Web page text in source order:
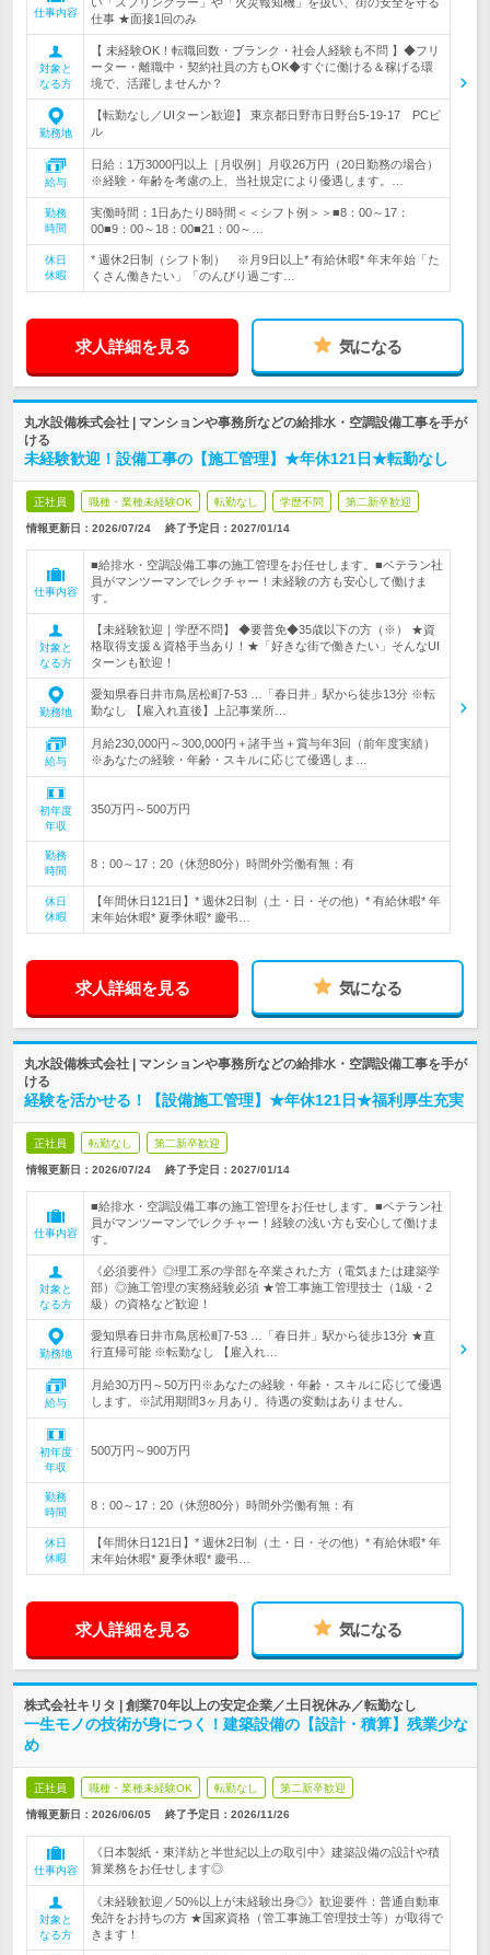
仕事内容
仕事 ★面接1回のみ
対象と
なる方
【 未経験OK！転職回数・ブランク・社会人経験も不問 】◆フリ
ーター・離職中・契約社員の方もOK◆すぐに働ける＆稼げる環
境で、活躍しませんか？
勤務地
【転勤なし／UIターン歓迎】 東京都日野市日野台5-19-17 PCビ
ル
給与
日給：1万3000円以上［月収例］月収26万円（20日勤務の場合）
※経験・年齢を考慮の上、当社規定により優遇します。…
勤務
時間
実働時間：1日あたり8時間＜＜シフト例＞＞■8：00～17：
00■9：00～18：00■21：00～…
休日
休暇
* 週休2日制（シフト制） ※月9日以上* 有給休暇* 年末年始「た
くさん働きたい」「のんびり過ごす…
求人詳細を見る 気になる
丸水設備株式会社 | マンションや事務所などの給排水・空調設備工事を手が
ける
未経験歓迎！設備工事の【施工管理】★年休121日★転勤なし
正社員 職種・業種未経験OK 転勤なし 学歴不問 第二新卒歓迎
情報更新日：2026/07/24 終了予定日： 2027/01/14
仕事内容
■給排水・空調設備工事の施工管理をお任せします。■ベテラン社
員がマンツーマンでレクチャー！未経験の方も安心して働けま
す。
対象と
なる方
【未経験歓迎｜学歴不問】 ◆要普免◆35歳以下の方（※） ★資
格取得支援＆資格手当あり！★「好きな街で働きたい」そんなUI
ターンも歓迎！
勤務地
愛知県春日井市鳥居松町7-53 …「春日井」駅から徒歩13分 ※転
勤なし 【雇入れ直後】上記事業所…
給与
月給230,000円～300,000円＋諸手当＋賞与年3回（前年度実績）
※あなたの経験・年齢・スキルに応じて優遇しま…
初年度
年収
350万円～500万円
勤務
時間
8：00～17：20（休憩80分）時間外労働有無：有
休日
休暇
【年間休日121日】* 週休2日制（土・日・その他）* 有給休暇* 年
末年始休暇* 夏季休暇* 慶弔…
求人詳細を見る 気になる
丸水設備株式会社 | マンションや事務所などの給排水・空調設備工事を手が
ける
経験を活かせる！【設備施工管理】★年休121日★福利厚生充実
正社員 転勤なし 第二新卒歓迎
情報更新日：2026/07/24 終了予定日： 2027/01/14
仕事内容
■給排水・空調設備工事の施工管理をお任せします。■ベテラン社
員がマンツーマンでレクチャー！経験の浅い方も安心して働けま
す。
対象と
なる方
《必須要件》◎理工系の学部を卒業された方（電気または建築学
部）◎施工管理の実務経験必須 ★管工事施工管理技士（1級・2
級）の資格など歓迎！
勤務地
愛知県春日井市鳥居松町7-53 …「春日井」駅から徒歩13分 ★直
行直帰可能 ※転勤なし 【雇入れ…
給与
月給30万円～50万円※あなたの経験・年齢・スキルに応じて優遇
します。※試用期間3ヶ月あり。待遇の変動はありません。
初年度
年収
500万円～900万円
勤務
時間
8：00～17：20（休憩80分）時間外労働有無：有
休日
休暇
【年間休日121日】* 週休2日制（土・日・その他）* 有給休暇* 年
末年始休暇* 夏季休暇* 慶弔…
求人詳細を見る 気になる
株式会社キリタ | 創業70年以上の安定企業／土日祝休み／転勤なし
一生モノの技術が身につく！建築設備の【設計・積算】残業少な
め
正社員 職種・業種未経験OK 転勤なし 第二新卒歓迎
情報更新日：2026/06/05 終了予定日： 2026/11/26
仕事内容
《日本製紙・東洋紡と半世紀以上の取引中》建築設備の設計や積
算業務をお任せします◎
対象と
なる方
《未経験歓迎／50%以上が未経験出身◎》歓迎要件：普通自動車
免許をお持ちの方 ★国家資格（管工事施工管理技士等）が取得で
きます！